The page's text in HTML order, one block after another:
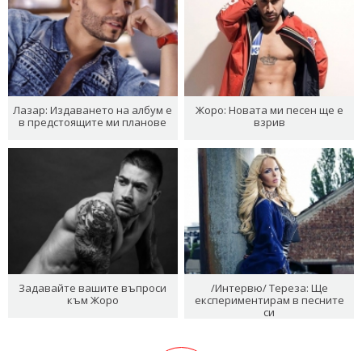
Лазар: Издаването на албум е
в предстоящите ми планове
Жоро: Новата ми песен ще е
взрив
Задавайте вашите въпроси
към Жоро
/Интервю/ Тереза: Ще
експериментирам в песните
си